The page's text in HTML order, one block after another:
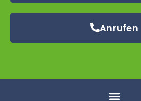
Anrufen